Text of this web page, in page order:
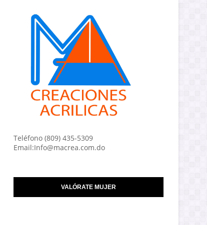
Teléfono (809) 435-5309
Email:Info@macrea.com.do
VALÓRATE MUJER